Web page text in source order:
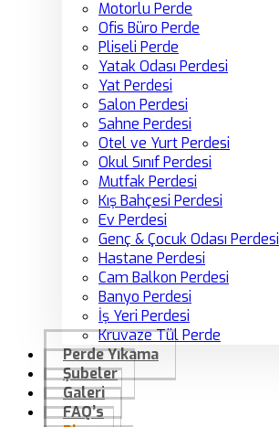
Motorlu Perde
Ofis Büro Perde
Pliseli Perde
Yatak Odası Perdesi
Yat Perdesi
Salon Perdesi
Sahne Perdesi
Otel ve Yurt Perdesi
Okul Sınıf Perdesi
Mutfak Perdesi
Kış Bahçesi Perdesi
Ev Perdesi
Genç & Çocuk Odası Perdesi
Hastane Perdesi
Cam Balkon Perdesi
Banyo Perdesi
İş Yeri Perdesi
Kruvaze Tül Perde
Perde Yıkama
Şubeler
Galeri
FAQ’s